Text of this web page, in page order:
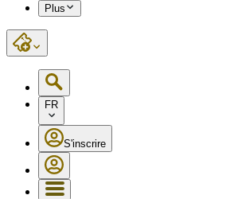
Plus
FR
S'inscrire